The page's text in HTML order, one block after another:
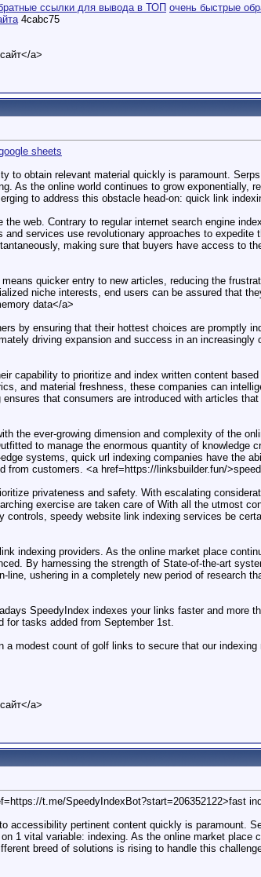
ссылки для вывода в ТОП очень быстрые
4cabc75
a>
sheets
to obtain relevant material quickly is paramount.
As the online world continues to grow exponentially,
to address this obstacle head-on: quick link
web. Contrary to regular internet search engine
services use revolutionary approaches to expedite
making sure that buyers have access to
quicker entry to new articles, reducing the
niche interests, end users can be assured that
data</a>
by ensuring that their hottest choices are promptly
driving expansion and success in an
capability to prioritize and index written content
and material freshness, these companies can
that consumers are introduced with articles
the ever-growing dimension and complexity of the
to manage the enormous quantity of knowledge
systems, quick url indexing companies have the
from customers. <a href=https://linksbuilder.fun/
privateness and safety. With escalating
exercise are taken care of With all the utmost
speedy website link indexing services be
indexing providers. As the online market place
By harnessing the strength of State-of-the-art
ushering in a completely new period of research
SpeedyIndex indexes your links faster and more
for tasks added from September 1st.
modest count of golf links to secure that our
a>
t.me/SpeedyIndexBot?start=206352122>fast
accessibility pertinent content quickly is paramount.
1 vital variable: indexing. As the online market place
breed of solutions is rising to handle this